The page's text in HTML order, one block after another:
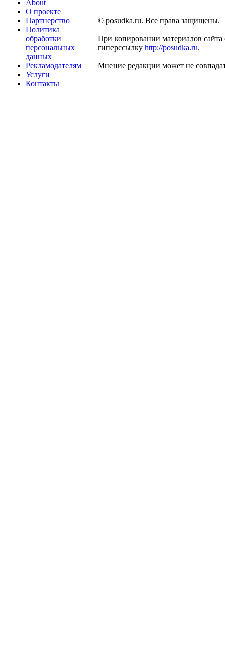
About
О проекте
Партнерство
Политика
обработки
персональных
данных
Рекламодателям
Услуги
Контакты
© posudka.ru. Все права защищены.
При копировании материалов сайта
гиперссылку http://posudka.ru.
Мнение редакции может не